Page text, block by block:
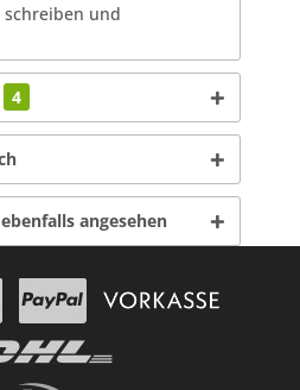
schreiben und
4
angesehen